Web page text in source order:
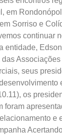
em
Sorriso e
continuar
entidade,
seus
os
foram
e